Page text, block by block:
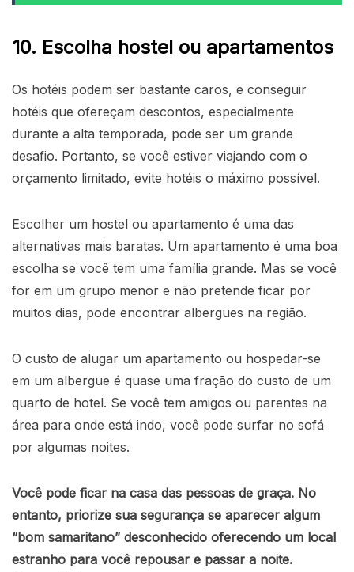
10. Escolha hostel ou apartamentos
Os hotéis podem ser bastante caros, e conseguir
hotéis que ofereçam descontos, especialmente
durante a alta temporada, pode ser um grande
desafio. Portanto, se você estiver viajando com o
orçamento limitado, evite hotéis o máximo possível.
Escolher um hostel ou apartamento é uma das
alternativas mais baratas. Um apartamento é uma boa
escolha se você tem uma família grande. Mas se você
for em um grupo menor e não pretende ficar por
muitos dias, pode encontrar albergues na região.
O custo de alugar um apartamento ou hospedar-se
em um albergue é quase uma fração do custo de um
quarto de hotel. Se você tem amigos ou parentes na
área para onde está indo, você pode surfar no sofá
por algumas noites.
Você pode ficar na casa das pessoas de graça. No
entanto, priorize sua segurança se aparecer algum
“bom samaritano” desconhecido oferecendo um local
estranho para você repousar e passar a noite.